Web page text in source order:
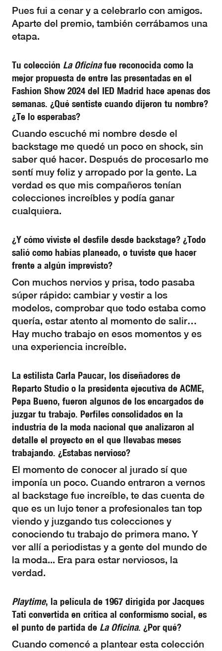
Pues fui a cenar y a celebrarlo con amigos.
Aparte del premio, también cerrábamos una
etapa.
Tu colección La Oficinafue reconocida como la
mejor propuesta de entre las presentadas en el
Fashion Show 2024 del IED Madrid hace apenas dos
semanas. ¿Qué sentiste cuando dijeron tu nombre?
¿Te lo esperabas?
Cuando escuché mi nombre desde el
backstage me quedé un poco en shock, sin
saber qué hacer. Después de procesarlo me
sentí muy feliz y arropado por la gente. La
verdad es que mis compañeros tenían
colecciones increíbles y podía ganar
cualquiera.
¿Y cómo viviste el desfile desde backstage? ¿Todo
salió como habías planeado, o tuviste que hacer
frente a algún imprevisto?
Con muchos nervios y prisa, todo pasaba
súper rápido: cambiar y vestir a los
modelos, comprobar que todo estaba como
quería, estar atento al momento de salir…
Hay mucho trabajo en esos momentos y es
una experiencia increíble.
La estilista Carla Paucar, los diseñadores de
Reparto Studio o la presidenta ejecutiva de ACME,
Pepa Bueno, fueron algunos de los encargados de
juzgar tu trabajo. Perfiles consolidados en la
industria de la moda nacional que analizaron al
detalle el proyecto en el que llevabas meses
trabajando. ¿Estabas nervioso?
El momento de conocer al jurado sí que
imponía un poco. Cuando entraron a vernos
al backstage fue increíble, te das cuenta de
que es un lujo tener a profesionales tan top
viendo y juzgando tus colecciones y
conociendo tu trabajo de primera mano. Y
ver allí a periodistas y a gente del mundo de
la moda... Era para estar nerviosos, la
verdad.
Playtime, la película de 1967 dirigida por Jacques
Tati convertida en crítica al conformismo social, es
el punto de partida de La Oficina. ¿Por qué?
Cuando comencé a plantear esta colección